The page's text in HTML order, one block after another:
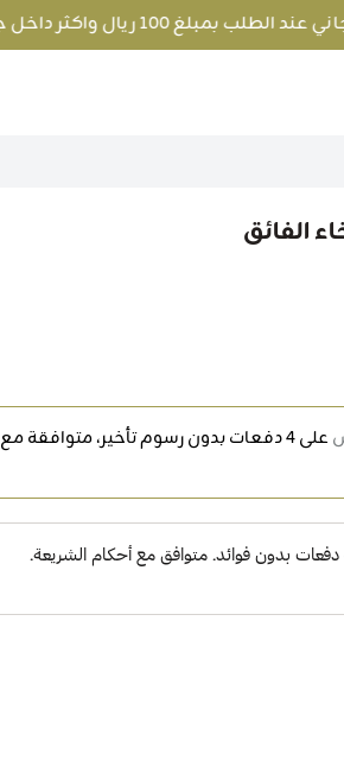
ريال واكثر داخل جدة و 200 ريال واكثر برا جدة
الفائق
على4دفعات بدون رسوم تأخير، متوافقة مع